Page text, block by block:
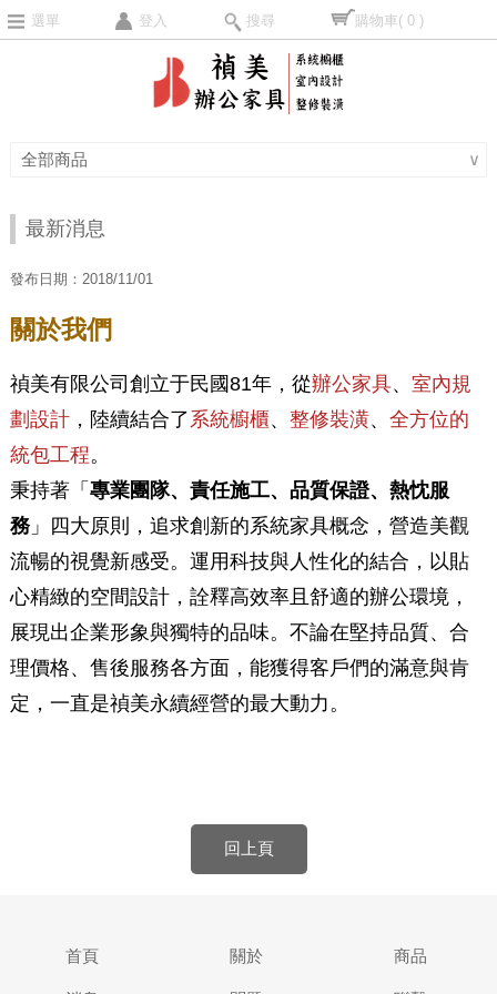
選單 登入 搜尋 購物車( 0 )
全部商品 ∨
最新消息
發布日期：2018/11/01
關於我們
禎美有限公司創立于民國81年，從辦公家具、 室內規
劃設計，陸續結合了系統櫥櫃、 整修裝潢、 全方位的
統包工程。
秉持著「 專業團隊、責任施工、品質保證、熱忱服
務」四大原則，追求創新的系統家具概念，營造美觀
流暢的視覺新感受。運用科技與人性化的結合，以貼
心精緻的空間設計，詮釋高效率且舒適的辦公環境，
展現出企業形象與獨特的品味。不論在堅持品質、合
理價格、售後服務各方面，能獲得客戶們的滿意與肯
定，一直是禎美永續經營的最大動力。
回上頁
首頁 關於 商品